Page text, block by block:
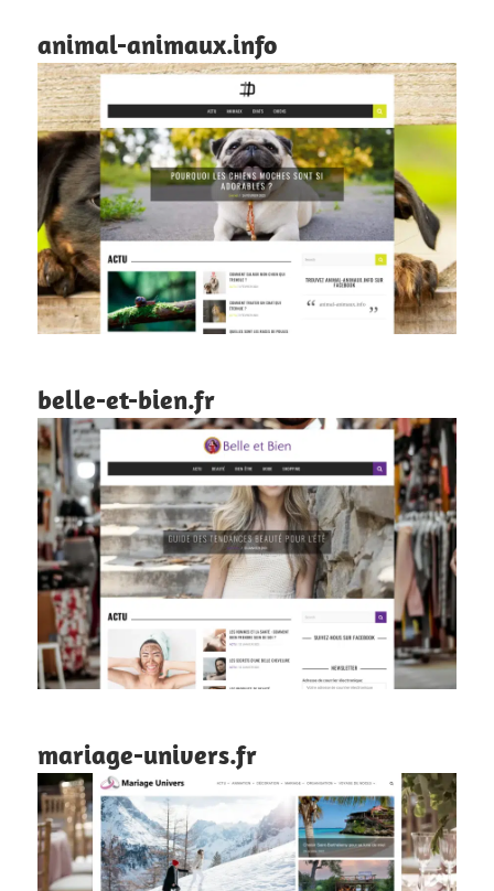
animal-animaux.info
belle-et-bien.fr
mariage-univers.fr